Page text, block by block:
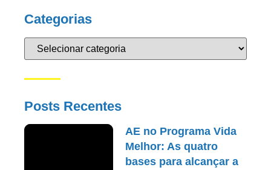
Categorias
Posts Recentes
AE no Programa Vida
Melhor: As quatro
bases para alcançar a